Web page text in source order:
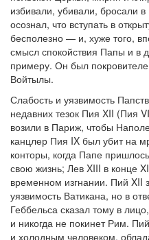
избивали, убивали, бросали
осознал, что вступать в
бесполезно — и, хуже того,
смысл спокойствия Папы и в
примеру. Он был
Войтылы.
Слабость и уязвимость
недавних тезок Пия XII (Пия
возили в Париж, чтобы
канцлер Пия IX был убит на
конторы, когда Папе
свою жизнь; Лев XIII в конце
временном изгнании. Пий
уязвимость Ватикана, но в
Геббельса сказал тому в
и никогда не покинет Рим.
и холодным человеком,